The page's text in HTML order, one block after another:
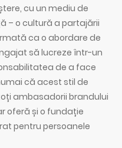
cu un mediu de
– o cultură a partajării
ca o abordare de
să lucreze într-un
de a face
că acest stil de
ambasadorii brandului
oferă și o fundație
pentru persoanele